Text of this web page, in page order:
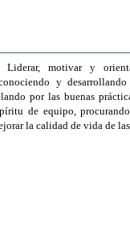
Liderar, motivar y
y
por las buenas
de equipo,
la calidad de vida de